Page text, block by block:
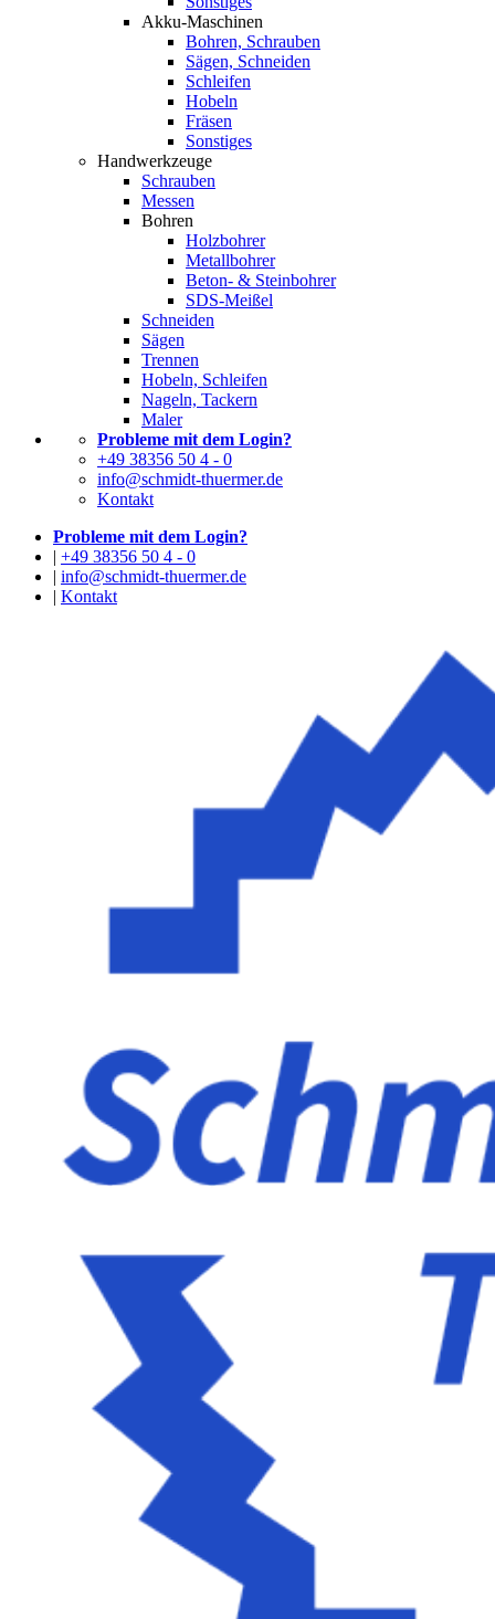
Akku-Maschinen
Bohren, Schrauben
Sägen, Schneiden
Schleifen
Hobeln
Fräsen
Sonstiges
Handwerkzeuge
Schrauben
Messen
Bohren
Holzbohrer
Metallbohrer
Beton- & Steinbohrer
SDS-Meißel
Schneiden
Sägen
Trennen
Hobeln, Schleifen
Nageln, Tackern
Maler
Probleme mit dem Login?
+49 38356 50 4 - 0
info@schmidt-thuermer.de
Kontakt
Probleme mit dem Login?
| +49 38356 50 4 - 0
| info@schmidt-thuermer.de
| Kontakt